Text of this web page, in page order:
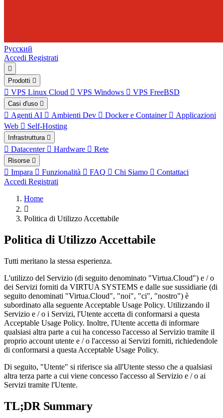
Русский
Accedi Registrati
Prodotti
VPS Linux Cloud VPS Windows VPS FreeBSD
Casi d'uso
Agenti AI Ambienti Dev Docker e Container
Applicazioni
Web
Self-Hosting
Infrastruttura
Datacenter Hardware Rete
Risorse
Impara Funzionalità FAQ Chi Siamo
Contattaci
Accedi Registrati
Home
Politica di Utilizzo Accettabile
Politica di Utilizzo Accettabile
Tutti meritano la stessa esperienza.
L'utilizzo del Servizio (di seguito denominato "Virtua.Cloud") e / o
dei Servizi forniti da VIRTUA SYSTEMS e dalle sue sussidiarie (di
seguito denominati "Virtua.Cloud", "noi", "ci", "nostro") è
subordinato alla seguente Acceptable Usage Policy. Utilizzando il
Servizio e / o i Servizi, l'Utente accetta di conformarsi a questa
Acceptable Usage Policy. Inoltre, l'Utente accetta di informare
qualsiasi altra parte a cui ha concesso l'accesso al Servizio tramite il
proprio account utente e / o l'accesso ai Servizi forniti, richiedendole
di conformarsi a questa Acceptable Usage Policy.
Di seguito, "Utente" si riferisce sia all'Utente stesso che a qualsiasi
altra terza parte a cui viene concesso l'accesso al Servizio e / o ai
Servizi tramite l'Utente.
TL;DR Summary